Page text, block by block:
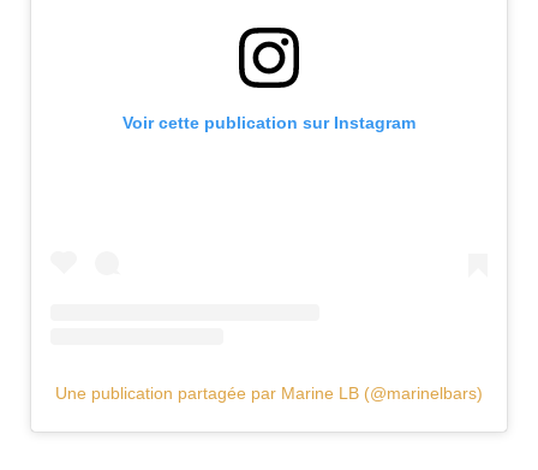
Voir cette publication sur Instagram
Une publication partagée par Marine LB (@marinelbars)